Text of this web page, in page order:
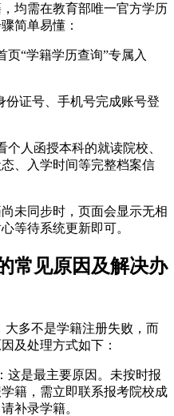
均需在教育部唯一官方学历
简单易懂：
页“学籍学历查询”专属入
份证号、手机号完成账号登
人函授本科的就读院校、
、入学时间等完整档案信
未同步时，页面会显示无相
等待系统更新即可。
常见原因及解决办
大多不是学籍注册失败，而
及处理方式如下：
这是最主要原因。未按时报
籍，需立即联系报考院校成
补录学籍。